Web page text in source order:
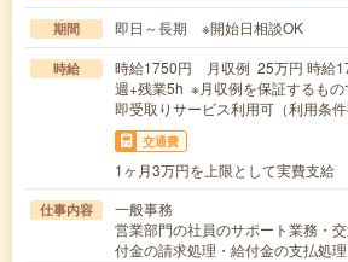
期間 即日～長期 ※開始日相談OK
時給
時給1750円 月収例 25万円 時給
週+残業5h ※月収例を保証するも
即受取りサービス利用可（利用条件
交通費
1ヶ月3万円を上限として実費支給
仕事内容
一般事務
営業部門の社員のサポート業務・
付金の請求処理・給付金の支払処